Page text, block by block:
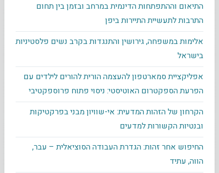
התיאום וההתפתחות הדינמית במרחב ובזמן בין תחום
התרבות לתעשיית התיירות ביפן
אלימות במשפחה, גירושין והתנגדות בקרב נשים פלסטיניות
בישראל
אפליקציית סמארטפון להעצמה הורית להורים לילדים עם
הפרעת הספקטרום האוטיסטי: ניסוי פתוח פרוספקטיבי
הקרחון של הזהות המדעית: אי-שוויון מבני בפרקטיקות
ובנטיות הקשורות למדעים
החיפוש אחר זהות: הגדרת העבודה הסוציאלית – עבר,
הווה, עתיד